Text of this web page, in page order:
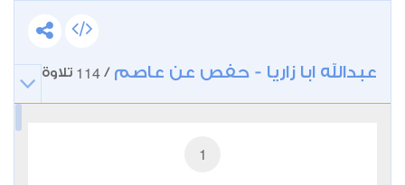
عبدالله ابا زاريا - حفص عن عاصم /
114 تلاوة
1